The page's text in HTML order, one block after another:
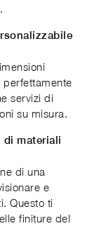
servizi di
su misura.
di materiali
di una
e
Questo ti
finiture del